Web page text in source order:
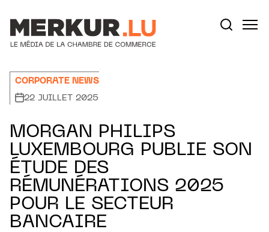
CORPORATE NEWS
22 JUILLET 2025
MORGAN PHILIPS
LUXEMBOURG PUBLIE SON
ÉTUDE DES
RÉMUNÉRATIONS 2025
POUR LE SECTEUR
BANCAIRE